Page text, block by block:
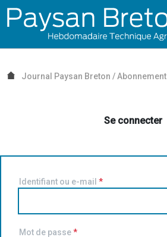
Passer au contenu
NAVIGATION MOBILE
NAVIGATION
PRINCIPALE
Journal Paysan Breton / Abonnement
Se connecter
Identifiant ou e-mail *
Mot de passe*